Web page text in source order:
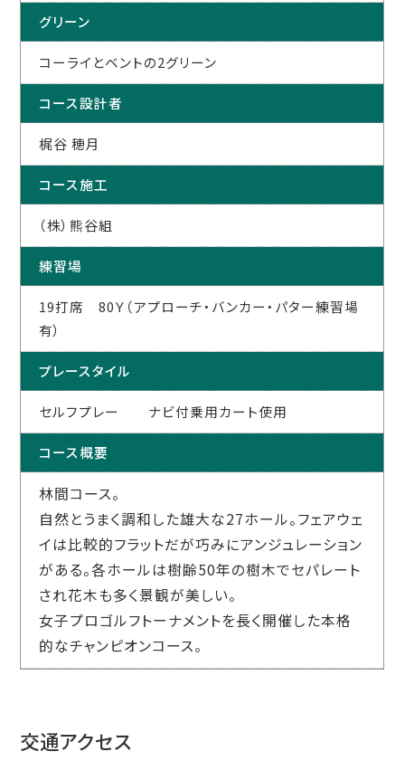
グリーン
コーライとベントの2グリーン
コース設計者
梶谷 穂月
コース施工
（株）熊谷組
練習場
19打席 80Ｙ（アプローチ・バンカー・パター練習場
有）
プレースタイル
セルフプレー ナビ付乗用カート使用
コース概要
林間コース。
自然とうまく調和した雄大な27ホール。フェアウェ
イは比較的フラットだが巧みにアンジュレーション
がある。各ホールは樹齢50年の樹木でセパレート
され花木も多く景観が美しい。
女子プロゴルフトーナメントを長く開催した本格
的なチャンピオンコース。
交通アクセス